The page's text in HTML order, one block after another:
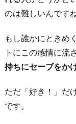
のは難しいんですね
もし誰かにときめ
トにこの感情に流
持ちにセーブをか
ただ「好き！」だ
です。